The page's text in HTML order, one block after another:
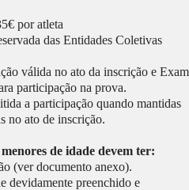
por atleta
das Entidades Coletivas
válida no ato da inscrição e
participação na prova.
a participação quando mantidas
no ato de inscrição.
de idade devem ter:
(ver documento anexo).
devidamente preenchido e